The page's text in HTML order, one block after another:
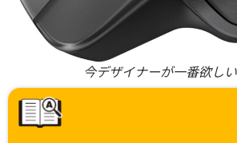
今デザイナーが一番欲し